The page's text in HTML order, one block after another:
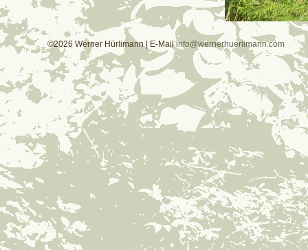
©2026 Werner Hürlimann | E-Mailinfo@wernerhuerlimann.com